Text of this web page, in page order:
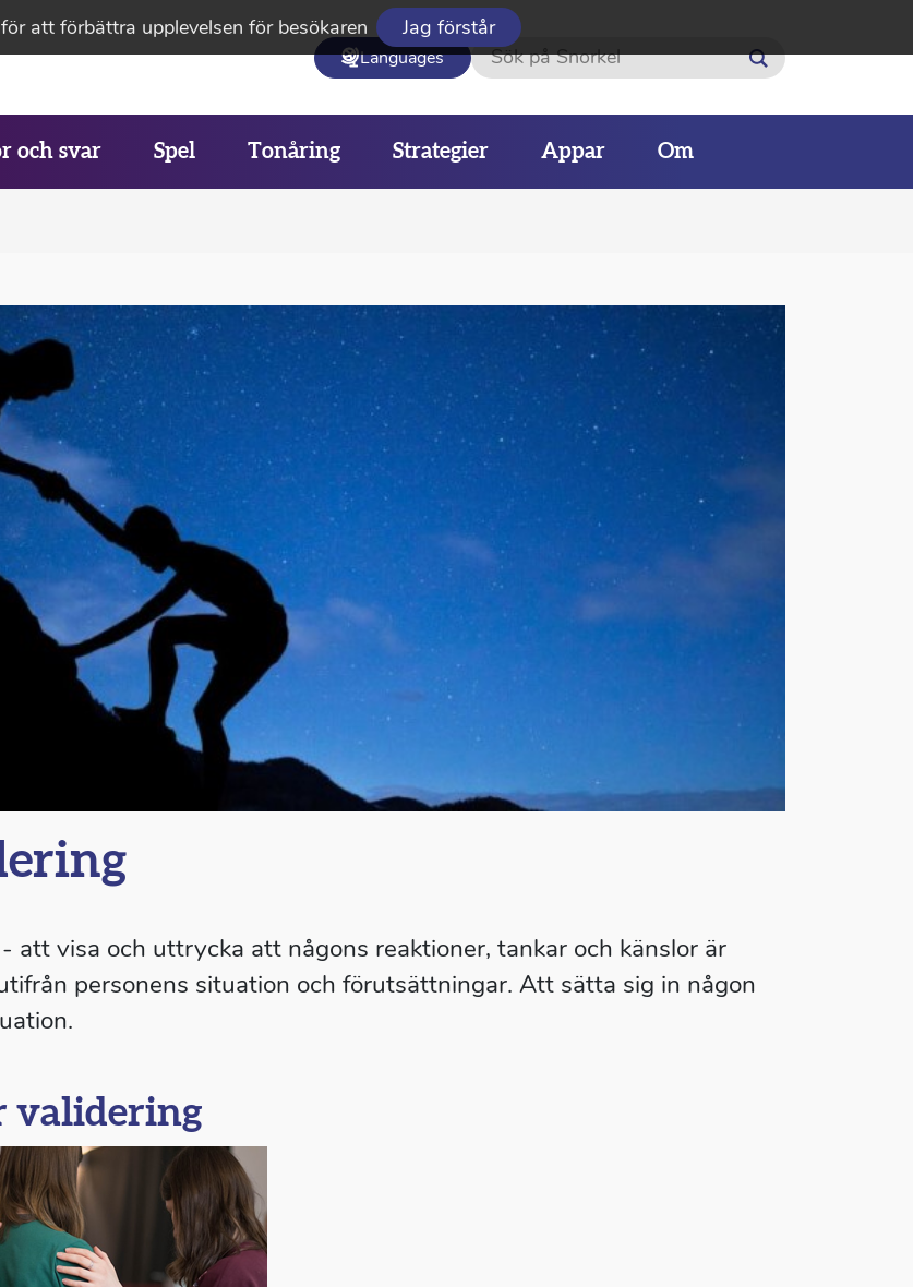
att förbättra upplevelsen för besökaren Jag förstår
Languages Sök
och svar Spel Tonåring Strategier Appar Om
att visa och uttrycka att någons reaktioner, tankar och känslor är
personens situation och förutsättningar. Att sätta sig in någon
validering